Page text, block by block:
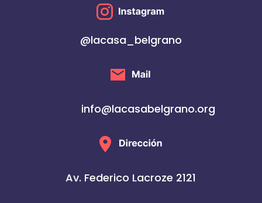
@lacasa_belgrano
info@lacasabelgrano.org
Av. Federico Lacroze 2121